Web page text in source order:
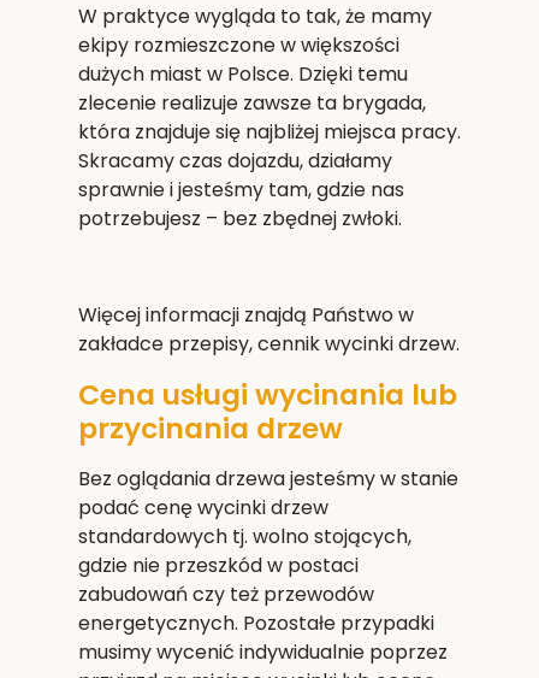
W praktyce wygląda to tak, że mamy
ekipy rozmieszczone w większości
dużych miast w Polsce. Dzięki temu
zlecenie realizuje zawsze ta brygada,
która znajduje się najbliżej miejsca pracy.
Skracamy czas dojazdu, działamy
sprawnie i jesteśmy tam, gdzie nas
potrzebujesz – bez zbędnej zwłoki.
Więcej informacji znajdą Państwo w
zakładce przepisy, cennik wycinki drzew.
Cena usługi wycinania lub
przycinania drzew
Bez oglądania drzewa jesteśmy w stanie
podać cenę wycinki drzew
standardowych tj. wolno stojących,
gdzie nie przeszkód w postaci
zabudowań czy też przewodów
energetycznych. Pozostałe przypadki
musimy wycenić indywidualnie poprzez